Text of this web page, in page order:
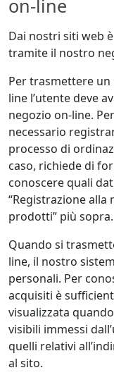
on-line
Dai nostri siti web
tramite il nostro
Per trasmettere
line l’utente deve
negozio on-line.
necessario
processo di
caso, richiede di
conoscere quali
“Registrazione
prodotti” più sopra.
Quando si
line, il nostro
personali. Per
acquisiti è
visualizzata
visibili immessi
quelli relativi
al sito.